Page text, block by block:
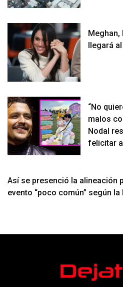
Meghan,
llegará
“No
malos
Nodal
felicitar
Así se presenció la alineación
evento “poco común” según la